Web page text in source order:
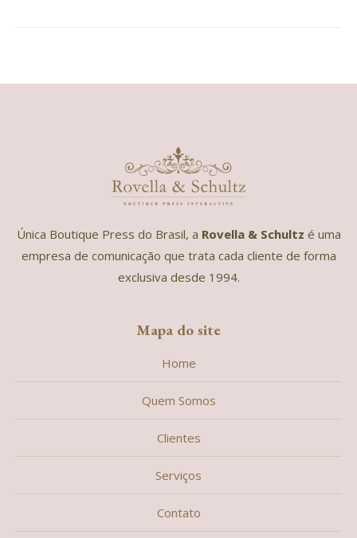
Única Boutique Press do Brasil, a Rovella & Schultz é uma
empresa de comunicação que trata cada cliente de forma
exclusiva desde 1994.
Mapa do site
Home
Quem Somos
Clientes
Serviços
Contato